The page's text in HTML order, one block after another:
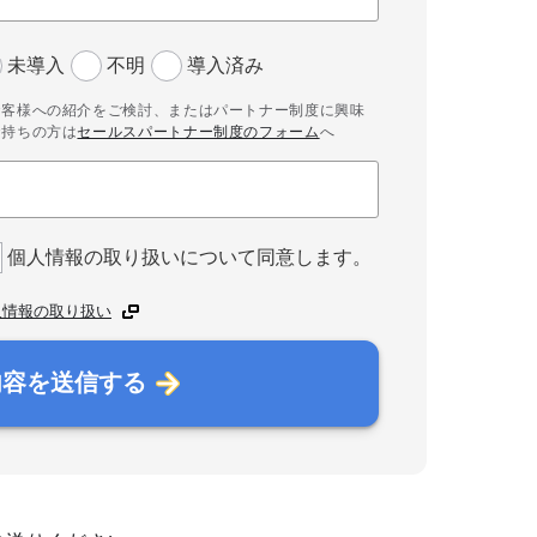
未導入 不明 導入済み
様への紹介をご検討、またはパートナー制度に興味
ちの方はセールスパートナー制度のフォームへ
個人情報の取り扱いについて同意します。
報の取り扱い
を送信する